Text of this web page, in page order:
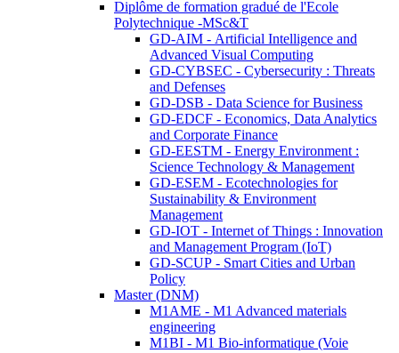
Diplôme de formation gradué de l'Ecole
Polytechnique -MSc&T
GD-AIM - Artificial Intelligence and
Advanced Visual Computing
GD-CYBSEC - Cybersecurity : Threats
and Defenses
GD-DSB - Data Science for Business
GD-EDCF - Economics, Data Analytics
and Corporate Finance
GD-EESTM - Energy Environment :
Science Technology & Management
GD-ESEM - Ecotechnologies for
Sustainability & Environment
Management
GD-IOT - Internet of Things : Innovation
and Management Program (IoT)
GD-SCUP - Smart Cities and Urban
Policy
Master (DNM)
M1AME - M1 Advanced materials
engineering
M1BI - M1 Bio-informatique (Voie